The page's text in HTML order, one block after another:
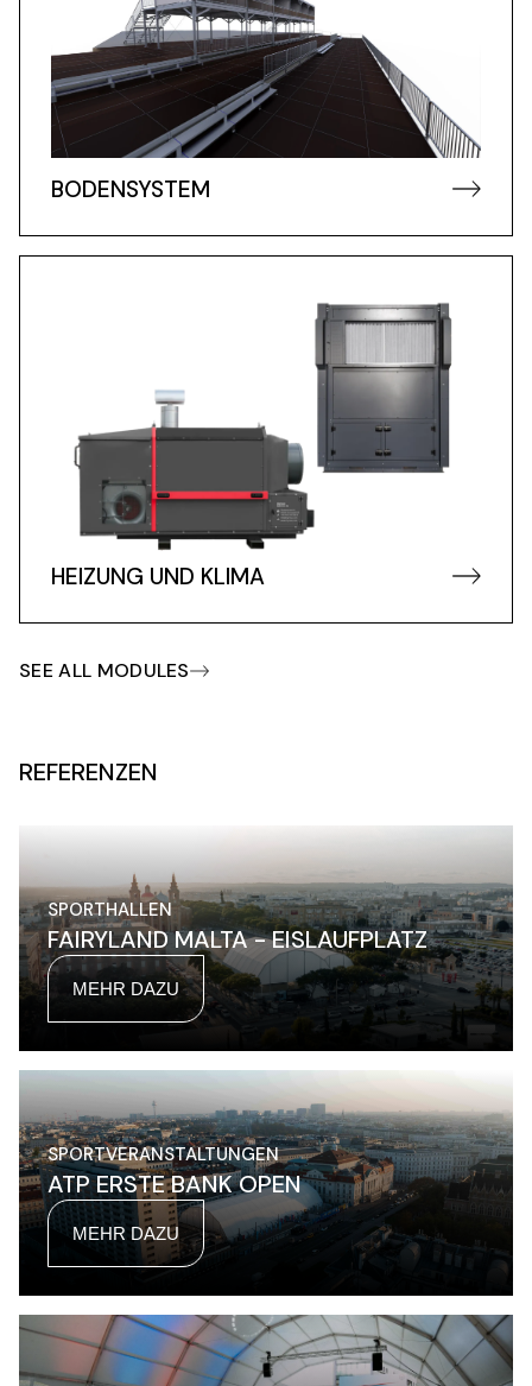
BODENSYSTEM
HEIZUNG UND KLIMA
SEE ALL MODULES
REFERENZEN
SPORTHALLEN
FAIRYLAND MALTA - EISLAUFPLATZ
MEHR DAZU
SPORTVERANSTALTUNGEN
ATP ERSTE BANK OPEN
MEHR DAZU